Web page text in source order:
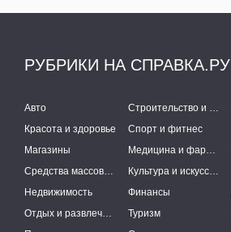
РУБРИКИ НА СПРАВКА.РУ
Авто Строительство и ремонт
Красота и здоровье
Спорт и фитнес
Магазины
Медицина и фармацевтика
Средства массовой информации
Культура и искусство
Недвижимость
Финансы
Отдых и развлечения
Туризм